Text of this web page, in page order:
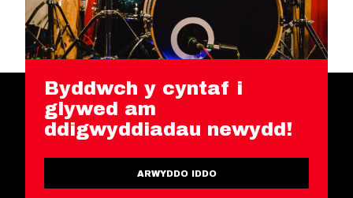
Byddwch y cyntaf i
glywed am
ddigwyddiadau newydd!
ARWYDDO IDDO